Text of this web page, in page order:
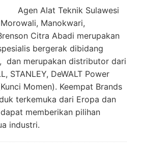
Agen Alat Teknik Sulawesi
Manokwari,
Citra Abadi merupakan
bergerak dibidang
dan merupakan distributor dari
STANLEY, DeWALT Power
Momen). Keempat Brands
terkemuka dari Eropa dan
memberikan pilihan
industri.